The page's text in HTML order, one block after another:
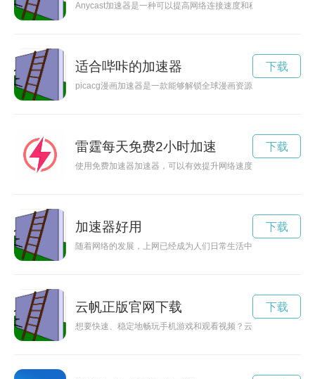
Anycast加速器是一种可以提高网络连接速度和稳定性的工具，
适合哔咔的加速器
picacg漫画加速器是一款能够解锁全球漫画资源，使用户能够
下载
雷霆每天免费2小时加速
使用免费加速器加速器，可以有效提升网络速度，让你的网络
下载
加速器好用
随着网络的发展，上网已经成为人们日常生活中不可或缺的一
下载
云帆正版官网下载
想要快速、稳定地畅玩手机游戏和观看视频？云帆加速安卓手
下载